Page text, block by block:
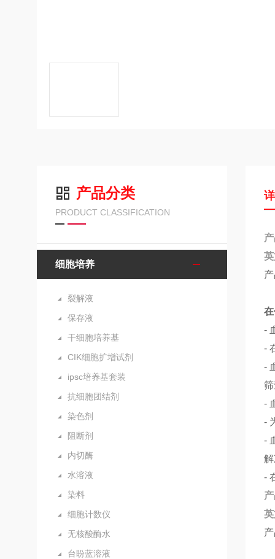
产品分类
PRODUCT CLASSIFICATION
细胞培养
裂解液
保存液
干细胞培养基
CIK细胞扩增试剂
ipsc培养基套装
抗细胞团结剂
染色剂
阻断剂
内切酶
水溶液
染料
细胞计数仪
无核酸酶水
台盼蓝溶液
-
-
-
-
-
-
-